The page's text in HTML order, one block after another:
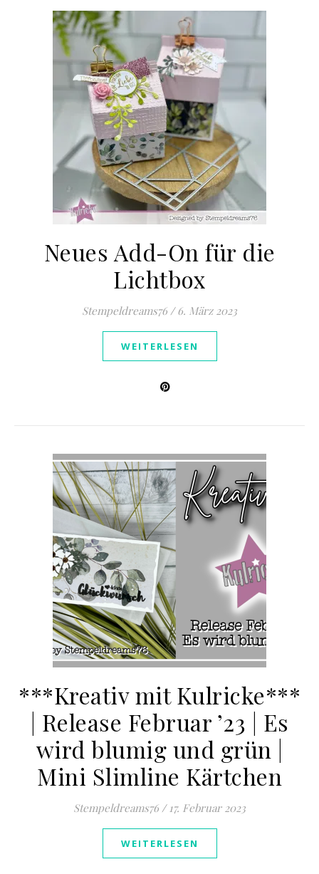
Neues Add-On für die
Lichtbox
Stempeldreams76 / 6. März 2023
WEITERLESEN
***Kreativ mit Kulricke***
| Release Februar ’23 | Es
wird blumig und grün |
Mini Slimline Kärtchen
Stempeldreams76 / 17. Februar 2023
WEITERLESEN